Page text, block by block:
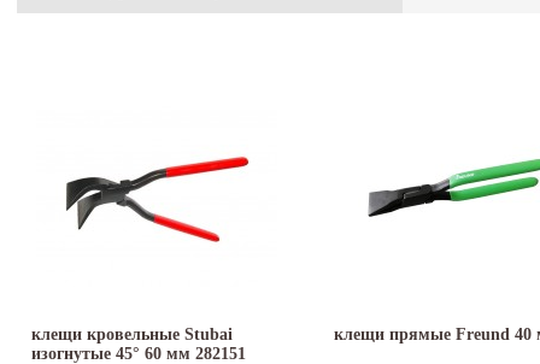
клещи кровельные Stubai
изогнутые 45° 60 мм 282151
клещи прямые Freund 40